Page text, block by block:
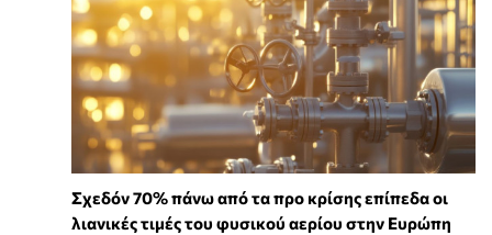
Σχεδόν 70% πάνω από τα προ κρίσης επίπεδα οι
λιανικές τιμές του φυσικού αερίου στην Ευρώπη